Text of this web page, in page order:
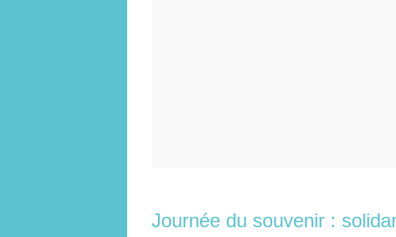
Journée du souvenir :